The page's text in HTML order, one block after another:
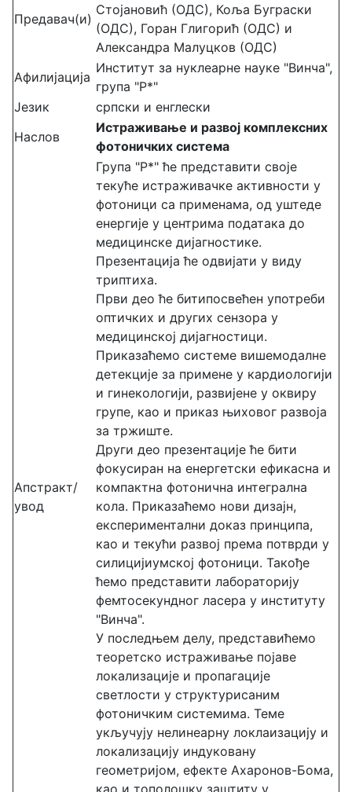
Предавач(и)
Стојановић (ОДС), Коља Буграски
(ОДС), Горан Глигорић (ОДС) и
Александра Малуцков (ОДС)
Афилијација
Институт за нуклеарне науке "Винча",
група "P*"
Језик
српски и енглески
Наслов
Истраживање и развој комплексних
фотоничких система
Апстракт/
увод
Група "P*" ће представити своје
текуће истраживачке активности у
фотоници са применама, од уштеде
енергије у центрима података до
медицинске дијагностике.
Презентација ће одвијати у виду
триптиха.
Први део ће битипосвећен употреби
оптичких и других сензора у
медицинској дијагностици.
Приказаћемо системе вишемодалне
детекције за примене у кардиологији
и гинекологији, развијене у оквиру
групе, као и приказ њиховог развоја
за тржиште.
Други део презентације ће бити
фокусиран на енергетски ефикасна и
компактна фотонична интегрална
кола. Приказаћемо нови дизајн,
експериментални доказ принципа,
као и текући развој према потврди у
силицијиумској фотоници. Такође
ћемо представити лабораторију
фемтосекундног ласера у институту
"Винча".
У последњем делу, представићемо
теоретско истраживање појаве
локализације и пропагације
светлости у структурисаним
фотоничким системима. Теме
укључују нелинеарну локлаизацију и
локализацију индуковану
геометријом, ефекте Ахаронов-Бома,
као и тополошку заштиту у